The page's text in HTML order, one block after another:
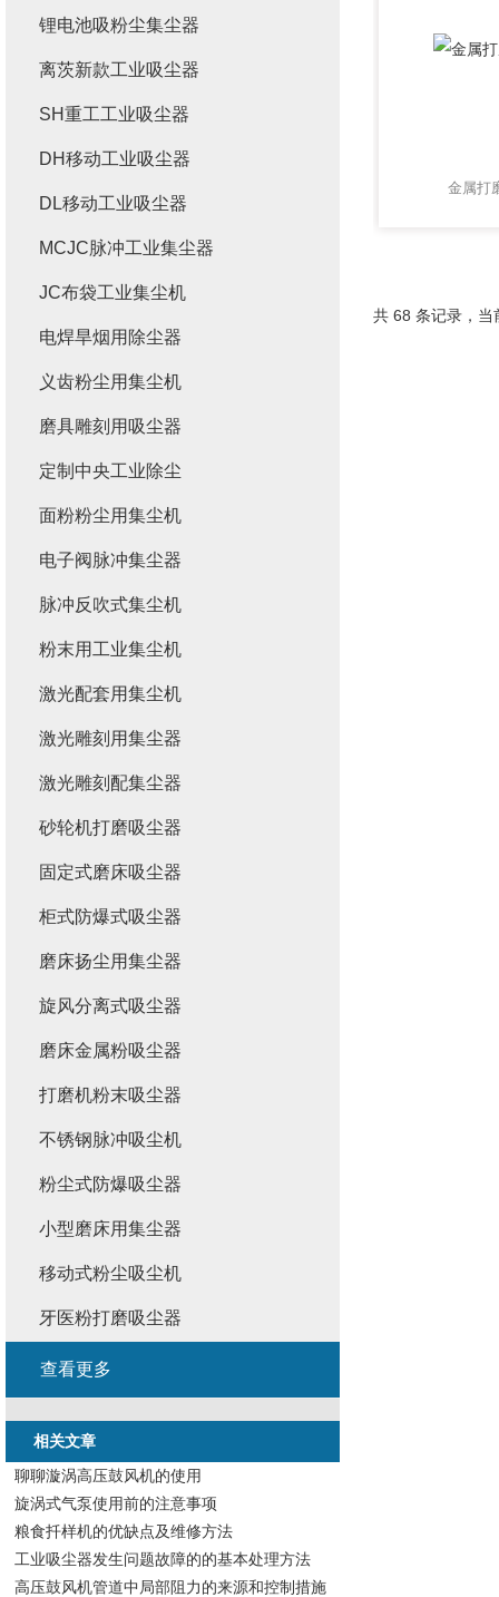
金属打
共 68 条记录，
锂电池吸粉尘集尘器
离茨新款工业吸尘器
SH重工工业吸尘器
DH移动工业吸尘器
DL移动工业吸尘器
MCJC脉冲工业集尘器
JC布袋工业集尘机
电焊旱烟用除尘器
义齿粉尘用集尘机
磨具雕刻用吸尘器
定制中央工业除尘
面粉粉尘用集尘机
电子阀脉冲集尘器
脉冲反吹式集尘机
粉末用工业集尘机
激光配套用集尘机
激光雕刻用集尘器
激光雕刻配集尘器
砂轮机打磨吸尘器
固定式磨床吸尘器
柜式防爆式吸尘器
磨床扬尘用集尘器
旋风分离式吸尘器
磨床金属粉吸尘器
打磨机粉末吸尘器
不锈钢脉冲吸尘机
粉尘式防爆吸尘器
小型磨床用集尘器
移动式粉尘吸尘机
牙医粉打磨吸尘器
查看更多
相关文章
聊聊漩涡高压鼓风机的使用
旋涡式气泵使用前的注意事项
粮食扦样机的优缺点及维修方法
工业吸尘器发生问题故障的的基本处理方法
高压鼓风机管道中局部阻力的来源和控制措施